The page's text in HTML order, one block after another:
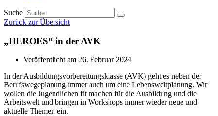
Suche
Zurück zur Übersicht
„HEROES“ in der AVK
Veröffentlicht am 26. Februar 2024
In der Ausbildungsvorbereitungsklasse (AVK) geht es neben der
Berufswegeplanung immer auch um eine Lebensweltplanung. Wir
wollen die Jugendlichen fit machen für die Ausbildung und die
Arbeitswelt und bringen in Workshops immer wieder neue und
aktuelle Themen ein.